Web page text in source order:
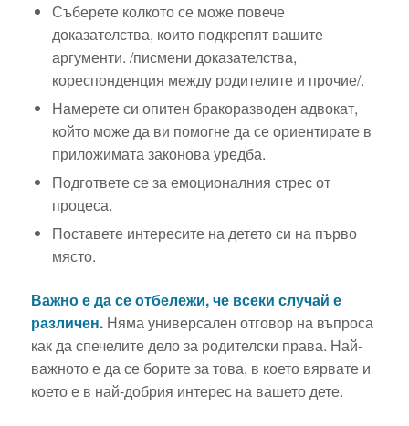
Съберете колкото се може повече
доказателства, които подкрепят вашите
аргументи. /писмени доказателства,
кореспонденция между родителите и прочие/.
Намерете си опитен бракоразводен адвокат,
който може да ви помогне да се ориентирате в
приложимата законова уредба.
Подгответе се за емоционалния стрес от
процеса.
Поставете интересите на детето си на първо
място.
Важно е да се отбележи, че всеки случай е
различен.Няма универсален отговор на въпроса
как да спечелите дело за родителски права. Най-
важното е да се борите за това, в което вярвате и
което е в най-добрия интерес на вашето дете.